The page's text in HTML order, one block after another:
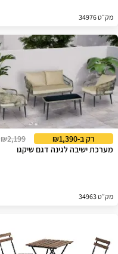
מק״ט 34976
רק ב-₪1,390
₪2,199
מערכת ישיבה לגינה דגם שיקגו
מק״ט 34963